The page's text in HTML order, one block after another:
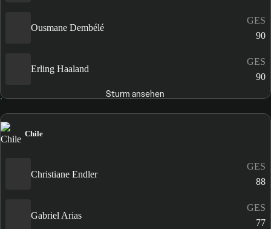
Ousmane Dembélé
GES
90
Erling Haaland
GES
90
Sturm ansehen
Chile
Christiane Endler
GES
88
Gabriel Arias
GES
77